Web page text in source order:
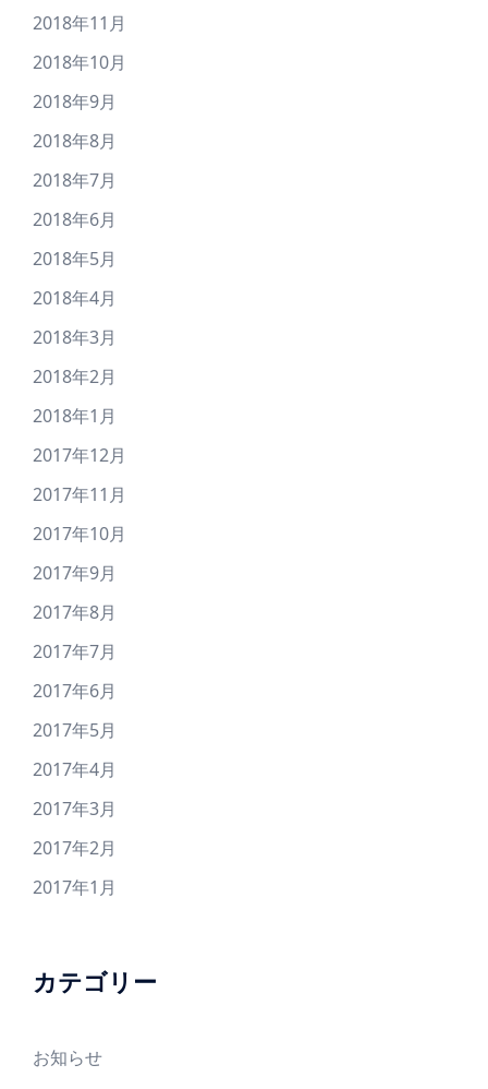
2018年11月
2018年10月
2018年9月
2018年8月
2018年7月
2018年6月
2018年5月
2018年4月
2018年3月
2018年2月
2018年1月
2017年12月
2017年11月
2017年10月
2017年9月
2017年8月
2017年7月
2017年6月
2017年5月
2017年4月
2017年3月
2017年2月
2017年1月
カテゴリー
お知らせ